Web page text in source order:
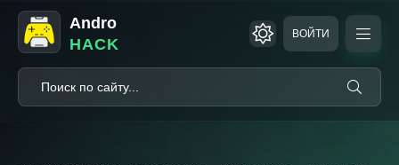
Andro
HACK
ВОЙТИ